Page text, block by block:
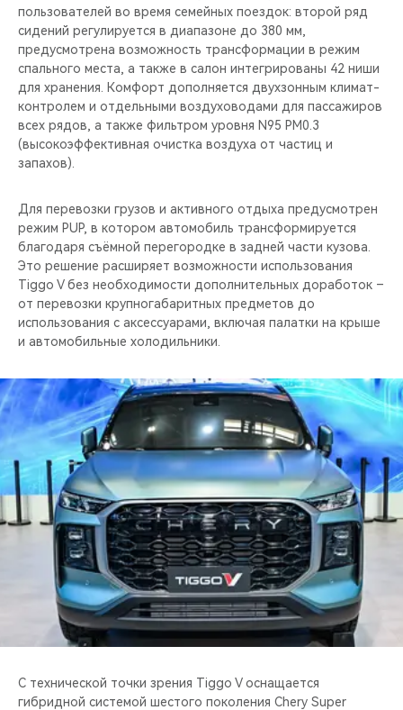
пользователей во время семейных поездок: второй ряд
сидений регулируется в диапазоне до 380 мм,
предусмотрена возможность трансформации в режим
спального места, а также в салон интегрированы 42 ниши
для хранения. Комфорт дополняется двухзонным климат-
контролем и отдельными воздуховодами для пассажиров
всех рядов, а также фильтром уровня N95 PM0.3
(высокоэффективная очистка воздуха от частиц и
запахов).
Для перевозки грузов и активного отдыха предусмотрен
режим PUP, в котором автомобиль трансформируется
благодаря съёмной перегородке в задней части кузова.
Это решение расширяет возможности использования
Tiggo V без необходимости дополнительных доработок –
от перевозки крупногабаритных предметов до
использования с аксессуарами, включая палатки на крыше
и автомобильные холодильники.
С технической точки зрения Tiggo V оснащается
гибридной системой шестого поколения Chery Super